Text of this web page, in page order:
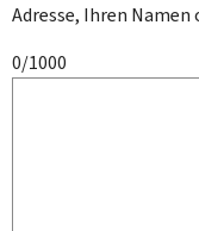
Adresse, Ihren
0/1000